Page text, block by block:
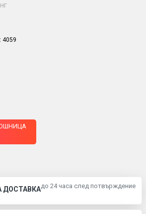
4059
ДОСТАВКАдо 24 часа след потвърждение